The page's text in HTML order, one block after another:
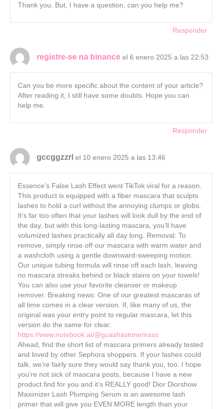
Thank you. But, I have a question, can you help me?
Responder
registre-se na binance el 6 enero 2025 a las 22:53
Can you be more specific about the content of your article?
After reading it, I still have some doubts. Hope you can
help me.
Responder
gccggzzrl el 10 enero 2025 a las 13:46
Essence’s False Lash Effect went TikTok viral for a reason.
This product is equipped with a fiber mascara that sculpts
lashes to hold a curl without the annoying clumps or globs.
It’s far too often that your lashes will look dull by the end of
the day, but with this long-lasting mascara, you’ll have
volumized lashes practically all day long. Removal: To
remove, simply rinse off our mascara with warm water and
a washcloth using a gentle downward-sweeping motion.
Our unique tubing formula will rinse off each lash, leaving
no mascara streaks behind or black stains on your towels!
You can also use your favorite cleanser or makeup
remover. Breaking news: One of our greatest mascaras of
all time comes in a clear version. If, like many of us, the
original was your entry point to regular mascara, let this
version do the same for clear.
https://www.notebook.ai/@guashastonemass
Ahead, find the short list of mascara primers already tested
and loved by other Sephora shoppers. If your lashes could
talk, we’re fairly sure they would say thank you, too. I hope
you’re not sick of mascara posts, because I have a new
product find for you and it’s REALLY good! Dior Diorshow
Maximizer Lash Plumping Serum is an awesome lash
primer that will give you EVEN MORE length than your